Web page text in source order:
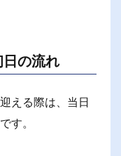
の流れ
える際は、当日
す。